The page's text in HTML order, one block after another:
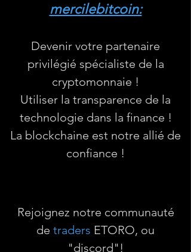
mercilebitcoin:
Devenir votre partenaire
privilégié spécialiste de la
cryptomonnaie !
Utiliser la transparence de la
technologie dans la finance !
La blockchaine est notre allié de
confiance !
Rejoignez notre communauté
de traders ETORO, ou
"discord"!